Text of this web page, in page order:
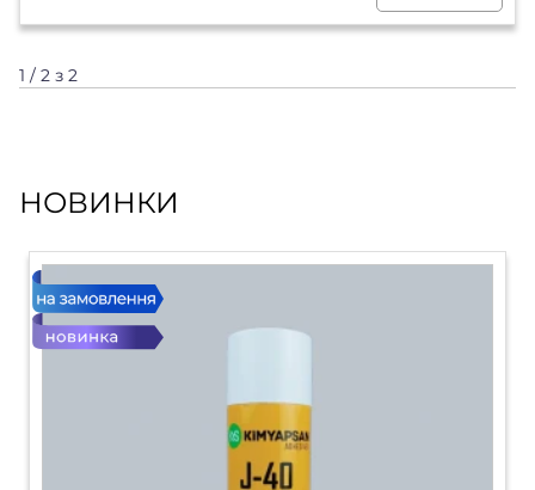
1 / 2 з 2
НОВИНКИ